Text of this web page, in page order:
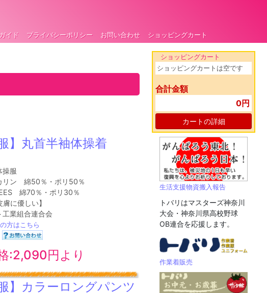
イド プライバシーポリシー お問い合わせ ショッピングカート
】丸首半袖体操着
操服
リン 綿50％・ポリ50％
綿70％・ポリ30％
膚に優しい】
業組合連合会
方はこちら
:2,090円より
】カラーロングパンツ
ショッピングカート
ショッピングカートは空です
合計金額
0円
カートの詳細
生活支援物資搬入報告
トバリはマスターズ神奈川
大会・神奈川県高校野球
OB連合を応援します。
作業着販売